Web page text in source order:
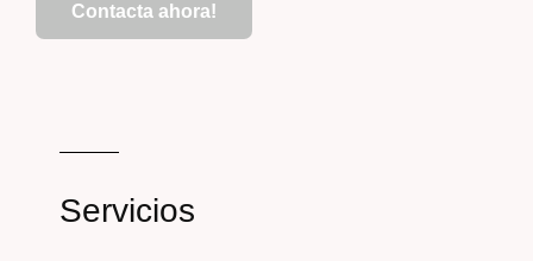
Contacta ahora!
Servicios